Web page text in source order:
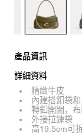
產品資訊
詳細資料
精緻牛皮
內建搭釦袋
轉釦開闔，
外接拉鍊袋
高19.5cm可